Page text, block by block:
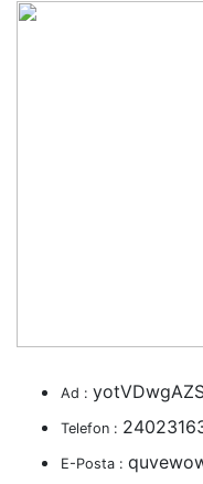
Ad :
Telefon :
E-Posta :